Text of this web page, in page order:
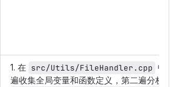
1. 在 src/Utils/FileHandler.cpp 中实
遍收集全局变量和函数定义，第二遍分析访